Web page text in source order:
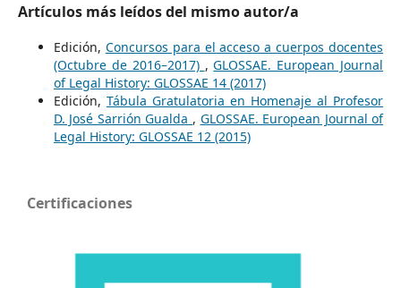
Artículos más leídos del mismo autor/a
Edición, Concursos para el acceso a cuerpos docentes
(Octubre de 2016–2017) ,GLOSSAE. European Journal
of Legal History: GLOSSAE 14 (2017)
Edición, Tábula Gratulatoria en Homenaje al Profesor
D. José Sarrión Gualda , GLOSSAE. European Journal of
Legal History: GLOSSAE 12 (2015)
Certificaciones